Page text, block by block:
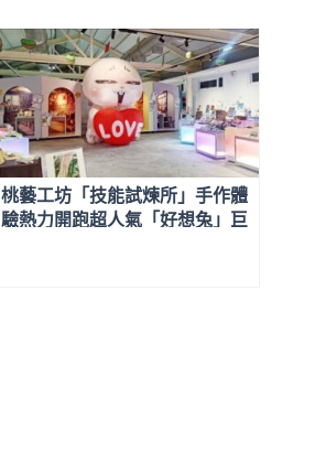
桃藝工坊「技能試煉所」手作體
驗熱力開跑超人氣「好想兔」巨